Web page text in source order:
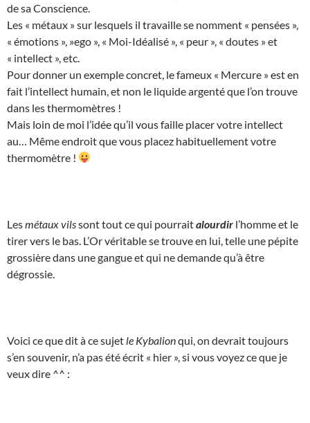
de sa Conscience.
Les « métaux » sur lesquels il travaille se nomment « pensées »,
« émotions », »ego », « Moi-Idéalisé », « peur », « doutes » et
« intellect », etc.
Pour donner un exemple concret, le fameux « Mercure » est en
fait l’intellect humain, et non le liquide argenté que l’on trouve
dans les thermomètres !
Mais loin de moi l’idée qu’il vous faille placer votre intellect
au… Même endroit que vous placez habituellement votre
thermomètre !
Lesmétaux vilssont tout ce qui pourraitalourdir l’homme et le
tirer vers le bas. L’Or véritable se trouve en lui, telle une pépite
grossière dans une gangue et qui ne demande qu’à être
dégrossie.
Voici ce que dit à ce sujet le Kybalionqui, on devrait toujours
s’en souvenir, n’a pas été écrit « hier », si vous voyez ce que je
veux dire ^^ :